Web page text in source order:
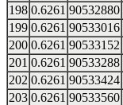
198 0.6261 90532880
199 0.6261 90533016
200 0.6261 90533152
201 0.6261 90533288
202 0.6261 90533424
203 0.6261 90533560